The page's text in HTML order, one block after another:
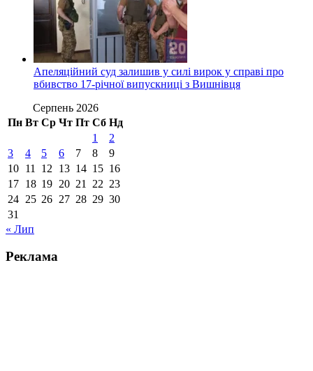
Апеляційний суд залишив у силі вирок у справі про
вбивство 17-річної випускниці з Вишнівця
Серпень 2026
Пн Вт Ср Чт Пт Сб Нд
1
2
3
4 5 6 7 8
9
10 11 12 13 14 15 16
17 18 19 20 21 22 23
24 25 26 27 28 29 30
31
« Лип
Реклама